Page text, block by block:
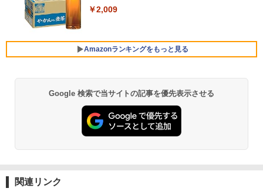
Gen2 Type-20XJ フルHD / Windows11/
高性能 AMD Ryzen 5-5650u/ 16GB/ 爆
コン 中古パソコン 中古PC】税込送料無
料 あす楽対応 当日発送
￥34,990
【中古】【極軽極薄】東芝 dynabook G
83 13.3型FHD(1920x1080)液晶 第11世
代Core i5/ 8GB / SSD256GB / Webカメ
ラ内蔵 / USB Type-C / HDMI / 無線LAN
き デスクトップパソコン 中古パソコン P
C Windows11 pro Win11 3画面 PC 800
￥35,860
【中古】富士通 ESPRIMO D588 整備済
み品 第9世代 Intel Core i3-9100 / Core i
5-9500 デスクトップPC メモリ8GB M.2
SSD256GB DVD Office2021 Windows1
1Pro DVI-D DisplayPort パソコン単体
I 軽量 薄型 リモートワーク ディスプレイ
持ち運び ポータブルモニター
Dell Technologies P2422H プロフェッ
ショナルシリーズ 23.8インチワイドモニ
タ / 1920×1080 / HDMI、VGA、Display
Port / ブラック（スタンド一部:シルバ
ー）中古モニター 送料無料 3か月保証付
き0830-1
￥14,800
Xiaomi シャオミ REDMI Buds 8 Lite ワイヤ
￥2,980
￥2,009
Amazonランキングをもっと見る
薬屋のひとりごと 17巻 (デジタル版ビッグガ
ンガンコミックス)
￥770
Google 検索で当サイトの記事を優先表示させる
関連リンク